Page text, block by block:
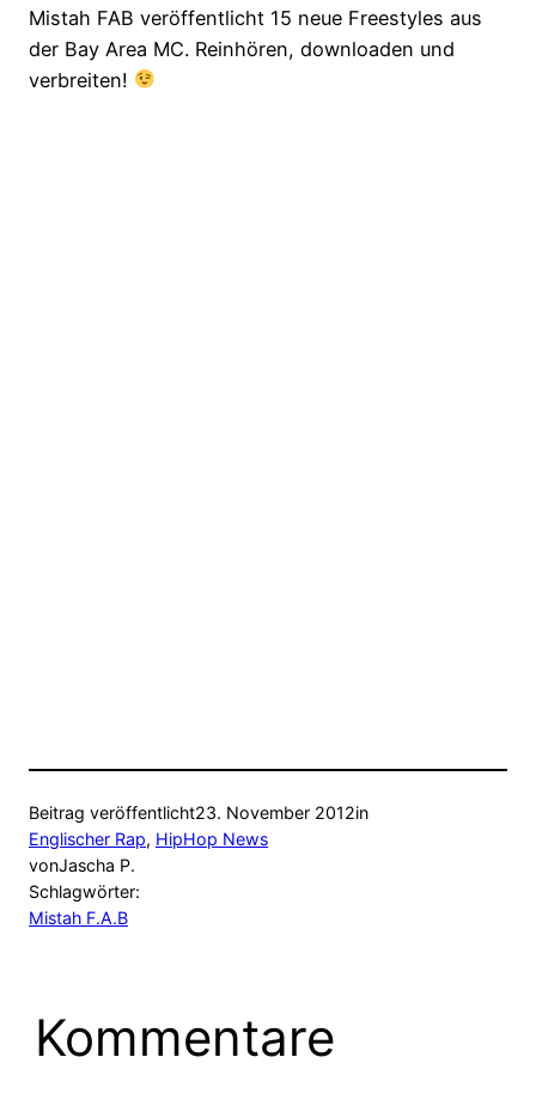
Mistah FAB veröffentlicht 15 neue Freestyles aus
der Bay Area MC. Reinhören, downloaden und
verbreiten!
Beitrag veröffentlicht23. November 2012in
Englischer Rap, HipHop News
vonJascha P.
Schlagwörter:
Mistah F.A.B
Kommentare